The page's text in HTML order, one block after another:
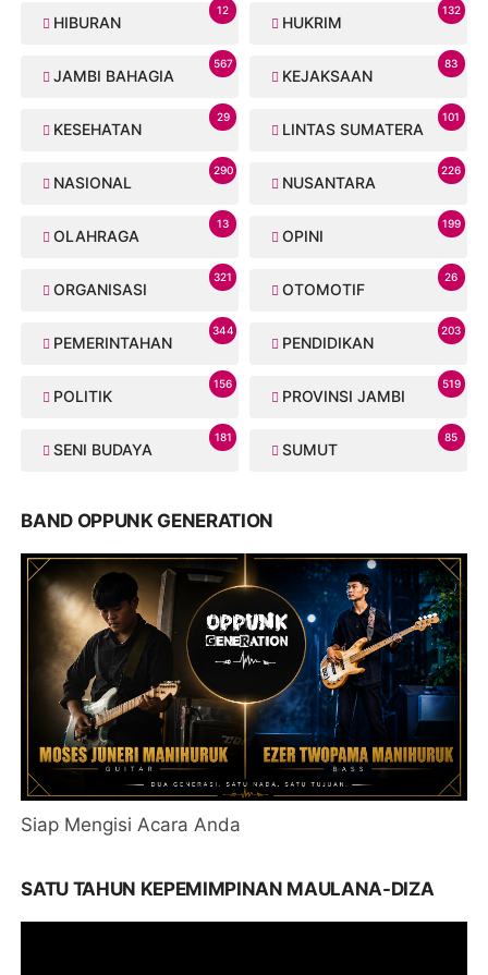
HIBURAN
12
HUKRIM
132
JAMBI BAHAGIA
567
KEJAKSAAN
83
KESEHATAN
29
LINTAS SUMATERA
101
NASIONAL
290
NUSANTARA
226
OLAHRAGA
13
OPINI
199
ORGANISASI
321
OTOMOTIF
26
PEMERINTAHAN
344
PENDIDIKAN
203
POLITIK
156
PROVINSI JAMBI
519
SENI BUDAYA
181
SUMUT
85
BAND OPPUNK GENERATION
Siap Mengisi Acara Anda
SATU TAHUN KEPEMIMPINAN MAULANA-DIZA